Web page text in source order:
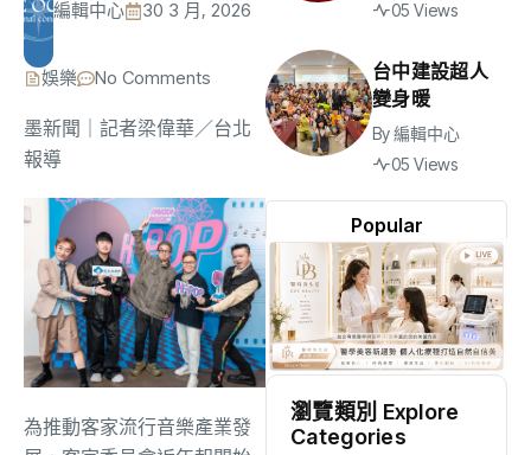
編輯中心 30 3 月, 2026
娛樂 No Comments
墨新聞 ｜記者梁偉華／台北
報導
為推動客家流行音樂產業發
Popular
05 Views
台中建設超人
變身暖
By編輯中心
05 Views
瀏覽類別 Explore
Categories